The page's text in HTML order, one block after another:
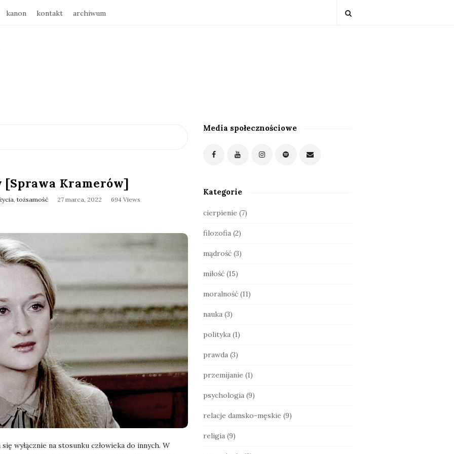
kanon kontakt archiwum
[Sprawa Kramerów]
tożsamość 27 marca, 2022
694 Views
wyłącznie na stosunku człowieka do innych. W
S
d
a
Media społecznościowe
Kategorie
cierpienie (7)
filozofia(2)
mądrość(3)
miłość(15)
moralność(11)
nauka(3)
polityka(1)
prawda(3)
przemijanie (1)
psychologia(9)
relacje damsko-męskie (9)
religia(9)